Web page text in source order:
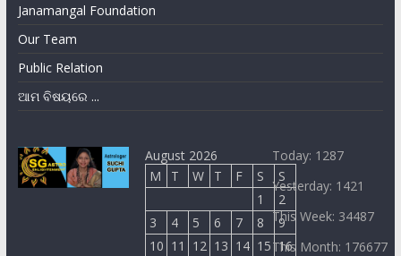
Janamangal Foundation
Our Team
Public Relation
ଆମ ବିଷୟରେ ...
August 2026
M
T W T F S
S
1
2
3
4 5 6 7 8
9
10 11 12 13 14 15 16
Today: 1287
Yesterday: 1421
This Week: 34487
This Month: 176677